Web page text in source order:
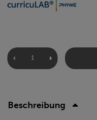
Beschreibung